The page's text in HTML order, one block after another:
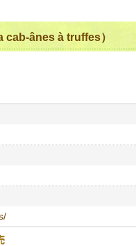
cab-ânes à truffes）